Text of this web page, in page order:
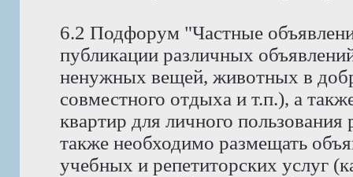
6.2 Подфорум "Частные
публикации различных
ненужных вещей, животных в
совместного отдыха и т.п.), а
квартир для личного
также необходимо размещать
учебных и репетиторских услуг